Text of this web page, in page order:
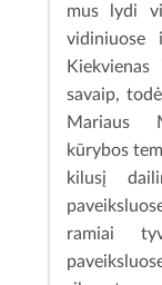
mus lydi
vidiniuose
savaip,
Mariaus
kūrybos
kilusį
ramiai